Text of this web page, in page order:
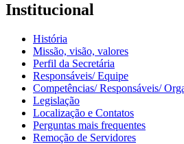
Institucional
História
Missão, visão, valores
Perfil da Secretária
Responsáveis/ Equipe
Competências/ Responsáveis/
Legislação
Localização e Contatos
Perguntas mais frequentes
Remoção de Servidores